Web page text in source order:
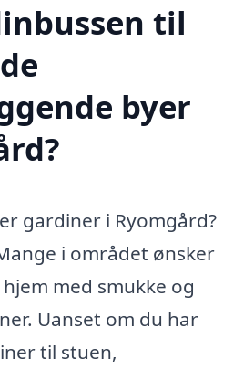
til
byer
gardiner i Ryomgård?
i området ønsker
med smukke og
Uanset om du har
til stuen,